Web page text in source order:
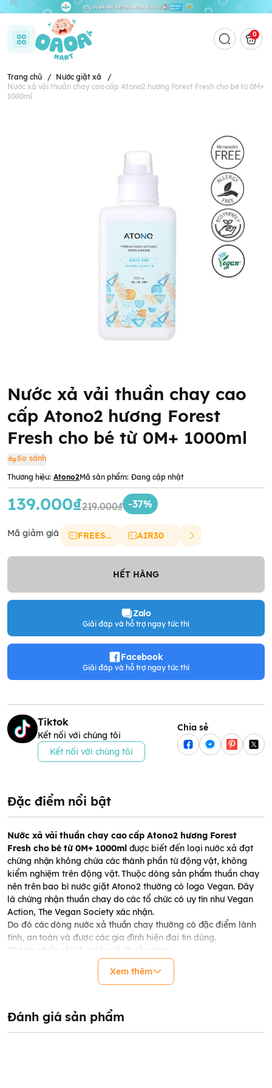
0
Trang chủ / Nước giặt xả
/
Nước xả vải thuần chay cao cấp Atono2 hương Forest Fresh cho bé từ 0M+
1000ml
Nước xả vải thuần chay cao
cấp Atono2 hương Forest
Fresh cho bé từ 0M+ 1000ml
So sánh
Thương hiệu: Atono2Mã sản phẩm: Đang cập nhật
139.000₫219.000₫ -37%
Mã giảm giá FREESHIP AIR30
HẾT HÀNG
Zalo
Giải đáp và hỗ trợ ngay tức thì
Facebook
Giải đáp và hỗ trợ ngay tức thì
Tiktok
Kết nối với chúng tôi
Kết nối với chúng tôi
Chia sẻ
Đặc điểm nổi bật
Nước xả vải thuần chay cao cấp Atono2 hương Forest
Fresh cho bé từ 0M+ 1000ml được biết đến loại nước xả đạt
chứng nhận không chứa các thành phần từ động vật, không
kiểm nghiệm trên động vật. Thuộc dòng sản phẩm thuần chay
nên trên bao bì nước giặt Atono2 thường có logo Vegan. Đây
là chứng nhận thuần chay do các tổ chức có uy tín như Vegan
Action, The Vegan Society xác nhận.
Do đó các dòng nước xả thuần chay thường có đặc điểm lành
tính, an toàn và được các gia đình hiện đại tin dùng.
Thành phần chính
nước xả
thuần chay:
Surfactant [quaternary ammonium type (cationic), higher
alcohol type (nonionic) total content 5% to less than 15%],
mai biển), rosemary leaf extract (Chiết xuất lá hương thảo),
fragrance (hương bột bông Cotton Powder), Purified water.
Xem thêm
Đánh giá sản phẩm